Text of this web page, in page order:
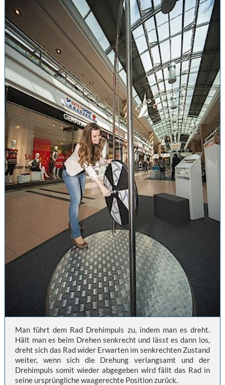
Man führt dem Rad Drehimpuls zu, indem man es dreht.
Hält man es beim Drehen senkrecht und lässt es dann los,
dreht sich das Rad wider Erwarten im senkrechten Zustand
weiter, wenn sich die Drehung verlangsamt und der
Drehimpuls somit wieder abgegeben wird fällt das Rad in
seine ursprüngliche waagerechte Position zurück.